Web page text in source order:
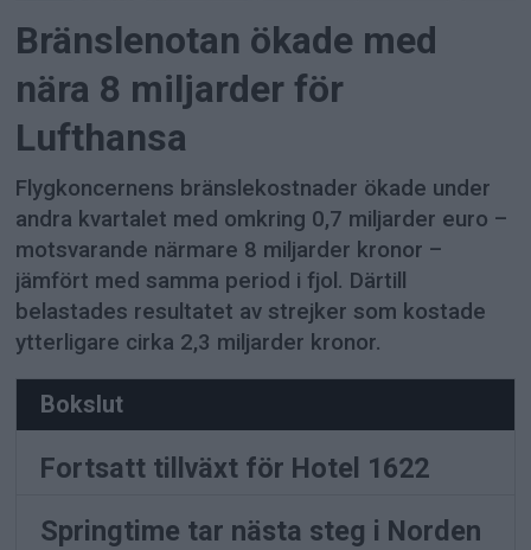
Bränslenotan ökade med
nära 8 miljarder för
Lufthansa
Flygkoncernens bränslekostnader ökade under
andra kvartalet med omkring 0,7 miljarder euro –
motsvarande närmare 8 miljarder kronor –
jämfört med samma period i fjol. Därtill
belastades resultatet av strejker som kostade
ytterligare cirka 2,3 miljarder kronor.
Bokslut
Fortsatt tillväxt för Hotel 1622
Springtime tar nästa steg i Norden